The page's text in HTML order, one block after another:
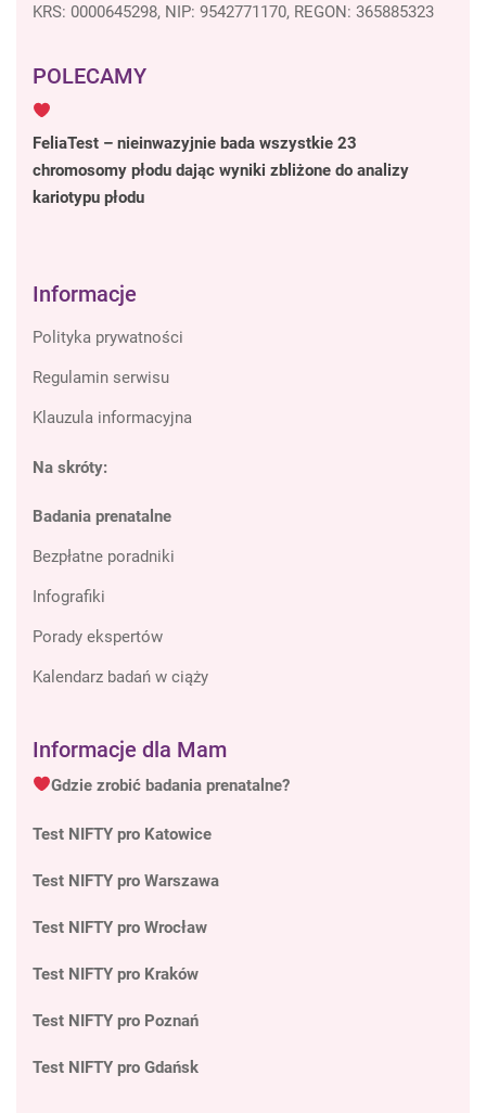
KRS: 0000645298, NIP: 9542771170, REGON: 365885323
POLECAMY
FeliaTest – nieinwazyjnie bada wszystkie 23
chromosomy płodu dając wyniki zbliżone do analizy
kariotypu płodu
Informacje
Polityka prywatności
Regulamin serwisu
Klauzula informacyjna
Na skróty:
Badania prenatalne
Bezpłatne poradniki
Infografiki
Porady ekspertów
Kalendarz badań w ciąży
Informacje dla Mam
Gdzie zrobić badania prenatalne?
Test NIFTY pro Katowice
Test NIFTY pro Warszawa
Test NIFTY pro Wrocław
Test NIFTY pro Kraków
Test NIFTY pro Poznań
Test NIFTY pro Gdańsk